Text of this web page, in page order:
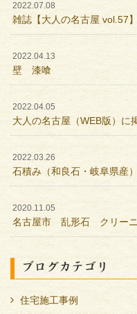
2022.07.08
雑誌【大人の名古屋 vol.57
2022.04.13
壁 漆喰
2022.04.05
大人の名古屋（WEB版）に
2022.03.26
石積み（和良石・岐阜県産）
2020.11.05
名古屋市 乱形石 クリー
ブログカテゴリ
住宅施工事例